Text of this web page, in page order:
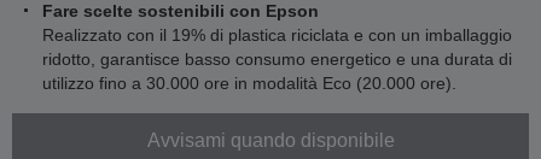
Fare scelte sostenibili con Epson
Realizzato con il 19% di plastica riciclata e con un imballaggio
ridotto, garantisce basso consumo energetico e una durata di
utilizzo fino a 30.000 ore in modalità Eco (20.000 ore).
Avvisami quando disponibile